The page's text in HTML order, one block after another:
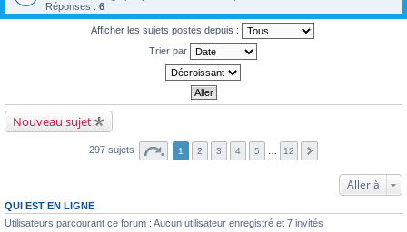
Réponses : 6
Afficher les sujets postés depuis :
Trier par
Nouveau sujet
297 sujets 1 2 3 4 5 12
Aller à
QUI EST EN LIGNE
Utilisateurs parcourant ce forum : Aucun utilisateur enregistré et 7 invités